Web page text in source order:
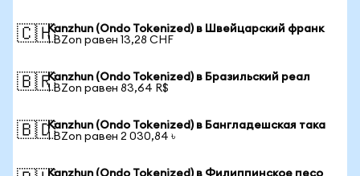
🇨🇭Kanzhun (Ondo Tokenized) в Швейцарский франк
1 BZon равен 13,28 CHF
🇧🇷Kanzhun (Ondo Tokenized) в Бразильский реал
1 BZon равен 83,64 R$
🇧🇩Kanzhun (Ondo Tokenized) в Бангладешская така
1 BZon равен 2 030,84 ৳
Kanzhun (Ondo Tokenized) в Филиппинское песо